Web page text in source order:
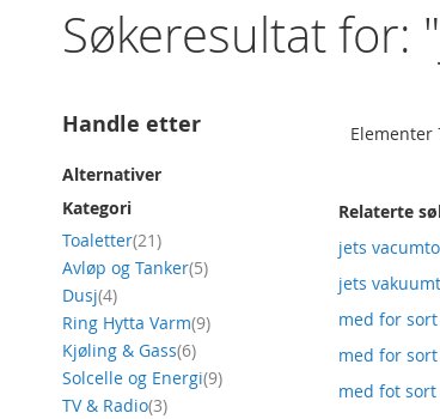
Søkeresultat for:
Elementer
Relaterte
jets
jets
med for
med for
med fot
Handle etter
Alternativer
Kategori
Toaletter 21produkt
Avløp og Tanker 5produkt
Dusj 4produkt
Ring Hytta Varm 9produkt
Kjøling & Gass 6produkt
Solcelle og Energi 9produkt
TV & Radio 3produkt